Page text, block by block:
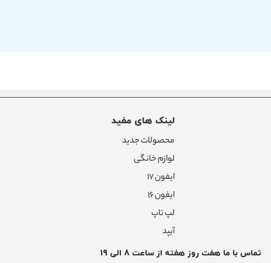
لینک های مفید
محصولات جدید
لوازم خانگی
ایفون ۱۷
ایفون ۱۶
لپ تاپ
آیپد
تماس با ما هفت روز هفته از ساعت 8 الی 19